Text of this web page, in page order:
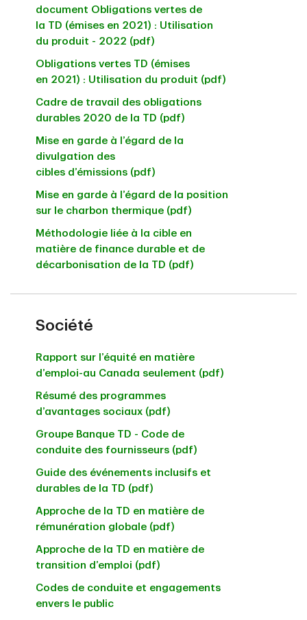
document Obligations vertes de
la TD (émises en 2021) : Utilisation
du produit - 2022 (pdf)
Obligations vertes TD (émises
en 2021) : Utilisation du produit (pdf)
Cadre de travail des obligations
durables 2020 de la TD (pdf)
Mise en garde à l’égard de la
divulgation des
cibles d’émissions (pdf)
Mise en garde à l’égard de la position
sur le charbon thermique (pdf)
Méthodologie liée à la cible en
matière de finance durable et de
décarbonisation de la TD (pdf)
Société
Rapport sur l’équité en matière
d’emploi-au Canada seulement (pdf)
Résumé des programmes
d’avantages sociaux (pdf)
Groupe Banque TD - Code de
conduite des fournisseurs (pdf)
Guide des événements inclusifs et
durables de la TD (pdf)
Approche de la TD en matière de
rémunération globale (pdf)
Approche de la TD en matière de
transition d’emploi (pdf)
Codes de conduite et engagements
envers le public